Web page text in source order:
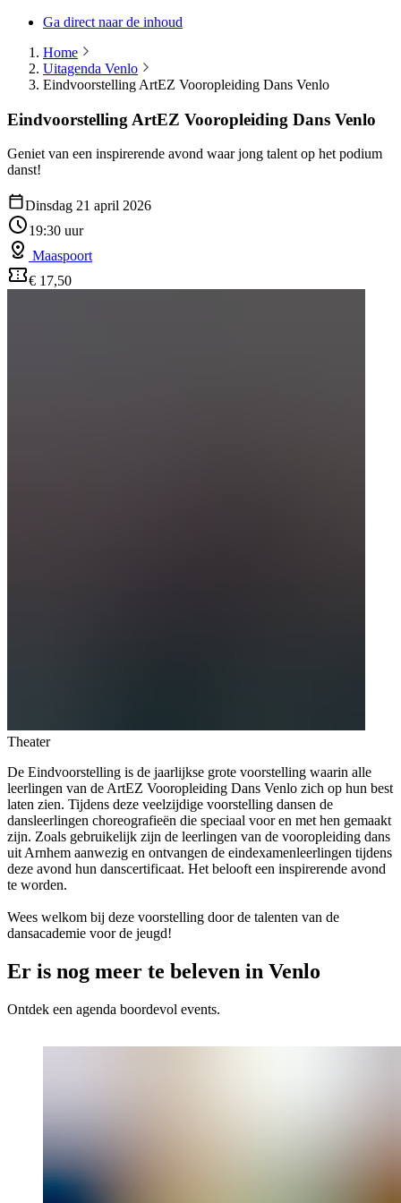
Ga direct naar de inhoud
Home
Uitagenda Venlo
Eindvoorstelling ArtEZ Vooropleiding Dans Venlo
Eindvoorstelling ArtEZ Vooropleiding Dans Venlo
Geniet van een inspirerende avond waar jong talent op het podium
danst!
Dinsdag 21 april 2026
19:30 uur
Maaspoort
€ 17,50
Theater
De Eindvoorstelling is de jaarlijkse grote voorstelling waarin alle
leerlingen van de ArtEZ Vooropleiding Dans Venlo zich op hun best
laten zien. Tijdens deze veelzijdige voorstelling dansen de
dansleerlingen choreografieën die speciaal voor en met hen gemaakt
zijn. Zoals gebruikelijk zijn de leerlingen van de vooropleiding dans
uit Arnhem aanwezig en ontvangen de eindexamenleerlingen tijdens
deze avond hun danscertificaat. Het belooft een inspirerende avond
te worden.
Wees welkom bij deze voorstelling door de talenten van de
dansacademie voor de jeugd!
Er is nog meer te beleven in Venlo
Ontdek een agenda boordevol events.